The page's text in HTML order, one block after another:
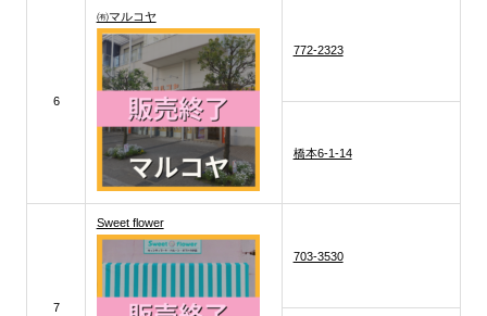
6
㈲マルコヤ
772-2323
橋本6-1-14
7
Sweet flower
703-3530